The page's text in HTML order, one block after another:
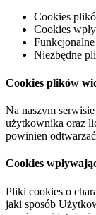
Cookies
Cookies
Niezbędne
Cookies plików
Na naszym
użytkownika oraz
powinien
Cookies
Pliki cookies o
jaki sposób